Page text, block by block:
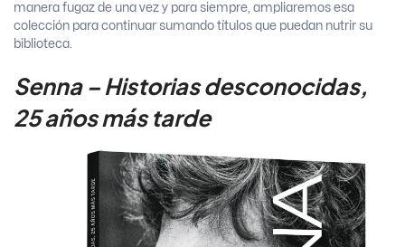
manera fugaz de una vez y para siempre, ampliaremos esa
colección para continuar sumando títulos que puedan nutrir su
biblioteca.
Senna – Historias desconocidas,
25 años más tarde